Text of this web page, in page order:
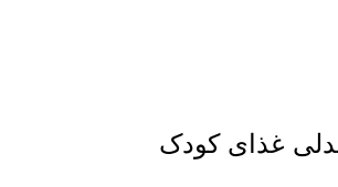
غذای کودک